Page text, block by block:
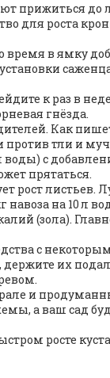
прижиться до
для роста
время в ямку
к раз в
гнёзда.
Как
против тли и
воды) с
прятаться.
рост листьев.
навоза на 10 л
(зола).
с
держите их
и
а ваш сад
росте